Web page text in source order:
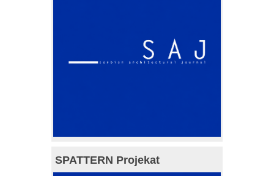
SPATTERN Projekat